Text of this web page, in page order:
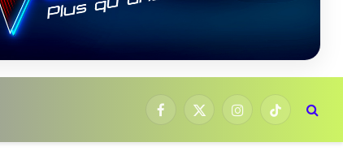
Facebook
X
InstagramTikTok